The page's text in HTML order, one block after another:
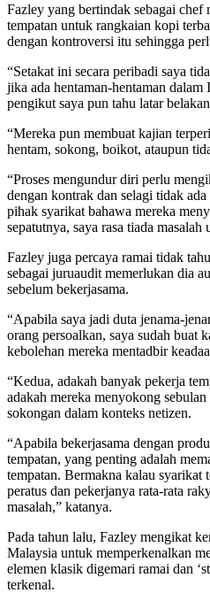
Fazley yang bertindak sebagai chef
tempatan untuk rangkaian kopi
dengan kontroversi itu sehingga
“Setakat ini secara peribadi saya
jika ada hentaman-hentaman
pengikut saya pun tahu latar
“Mereka pun membuat kajian
hentam, sokong, boikot, ataupun
“Proses mengundur diri perlu
dengan kontrak dan selagi tidak
pihak syarikat bahawa mereka
sepatutnya, saya rasa tiada
Fazley juga percaya ramai tidak
sebagai juruaudit memerlukan dia
sebelum bekerjasama.
“Apabila saya jadi duta jenama-
orang persoalkan, saya sudah buat
kebolehan mereka mentadbir
“Kedua, adakah banyak pekerja
adakah mereka menyokong
sokongan dalam konteks netizen.
“Apabila bekerjasama dengan
tempatan, yang penting adalah
tempatan. Bermakna kalau syarikat
peratus dan pekerjanya rata-rata
masalah,” katanya.
Pada tahun lalu, Fazley mengikat
Malaysia untuk memperkenalkan
elemen klasik digemari ramai dan
terkenal.